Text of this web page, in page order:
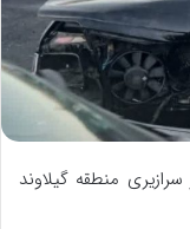
منطقه گیلاوند